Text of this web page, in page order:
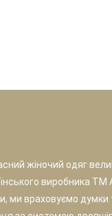
жіночий одяг
виробника
ми враховуємо